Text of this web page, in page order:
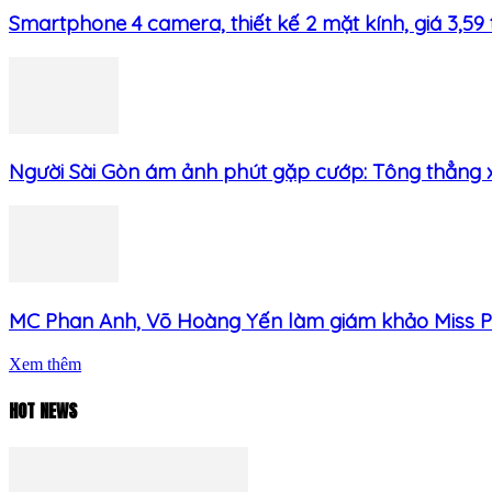
Smartphone 4 camera, thiết kế 2 mặt kính, giá 3,59
Người Sài Gòn ám ảnh phút gặp cướp: Tông thẳng
MC Phan Anh, Võ Hoàng Yến làm giám khảo Miss
Xem thêm
HOT NEWS